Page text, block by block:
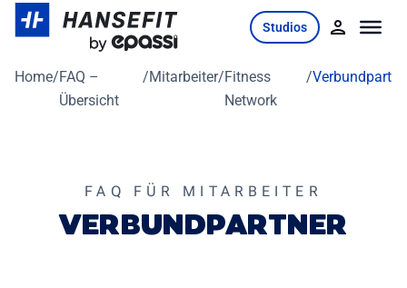
Studios
Home/FAQ –
Übersicht
/Mitarbeiter/Fitness
Network
/
FAQ FÜR MITARBEITER
VERBUNDPARTNER